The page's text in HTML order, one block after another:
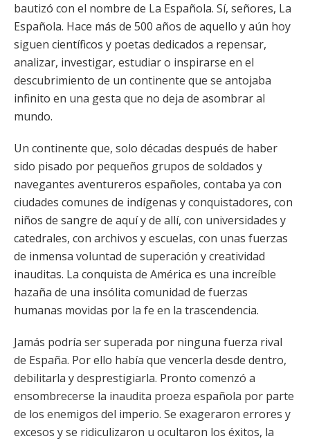
bautizó con el nombre de La Española. Sí, señores, La
Española. Hace más de 500 años de aquello y aún hoy
siguen científicos y poetas dedicados a repensar,
analizar, investigar, estudiar o inspirarse en el
descubrimiento de un continente que se antojaba
infinito en una gesta que no deja de asombrar al
mundo.
Un continente que, solo décadas después de haber
sido pisado por pequeños grupos de soldados y
navegantes aventureros españoles, contaba ya con
ciudades comunes de indígenas y conquistadores, con
niños de sangre de aquí y de allí, con universidades y
catedrales, con archivos y escuelas, con unas fuerzas
de inmensa voluntad de superación y creatividad
inauditas. La conquista de América es una increíble
hazaña de una insólita comunidad de fuerzas
humanas movidas por la fe en la trascendencia.
Jamás podría ser superada por ninguna fuerza rival
de España. Por ello había que vencerla desde dentro,
debilitarla y desprestigiarla. Pronto comenzó a
ensombrecerse la inaudita proeza española por parte
de los enemigos del imperio. Se exageraron errores y
excesos y se ridiculizaron u ocultaron los éxitos, la